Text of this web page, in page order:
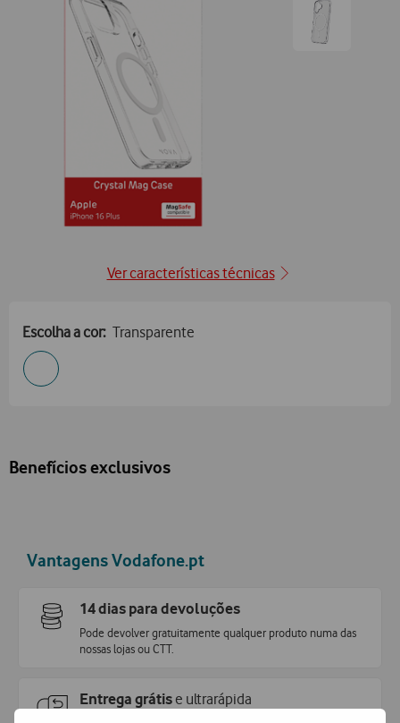
posição0
Ir
Ver características técnicas
Escolha a cor: Transparente
Benefícios exclusivos
Vantagens Vodafone.pt
14 dias para devoluções
Pode devolver gratuitamente qualquer produto numa das
nossas lojas ou CTT.
Entrega grátis e ultrarápida